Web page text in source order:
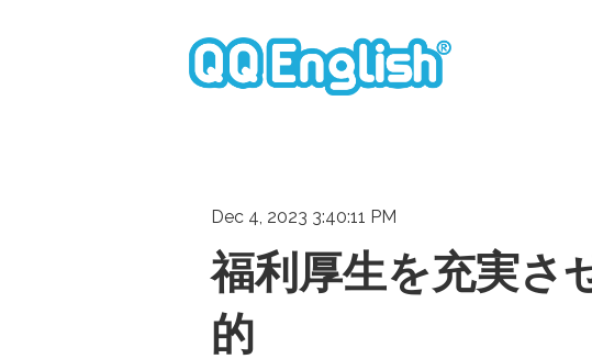
Dec 4, 2023 3:40:11 PM
福利厚生を充実さ
的